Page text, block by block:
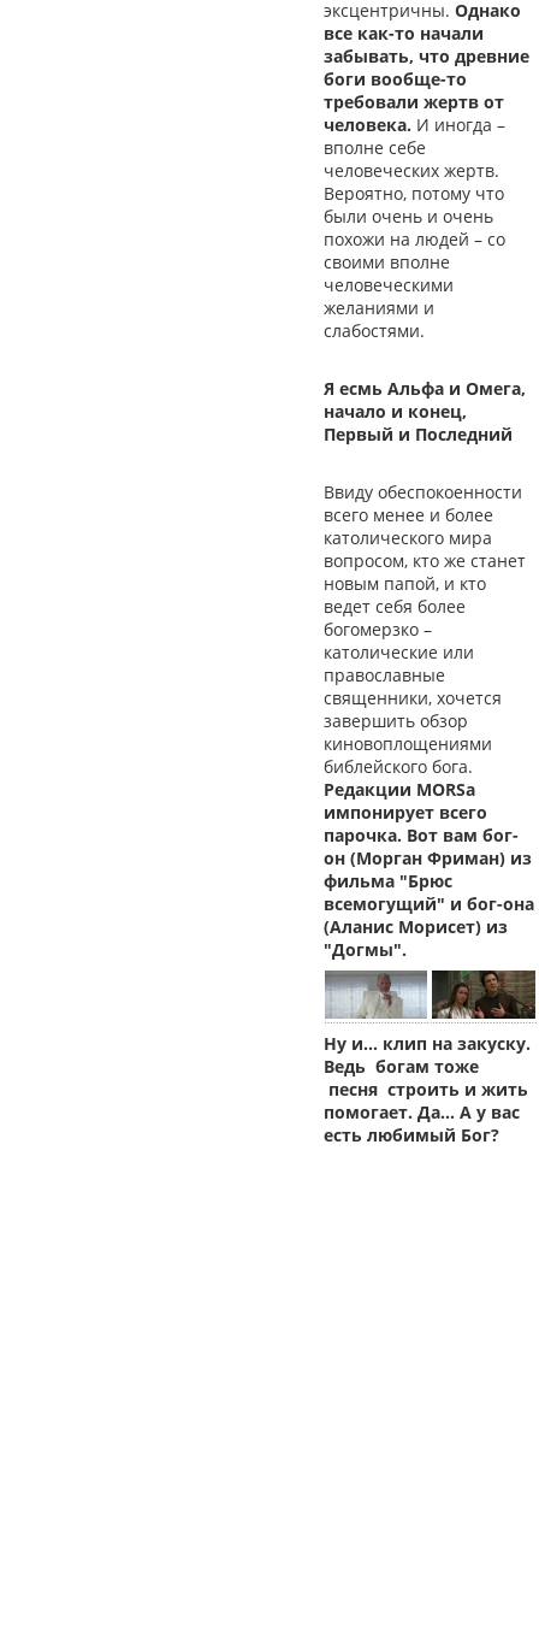
эксцентричны. Однако
все как-то начали
забывать, что древние
боги вообще-то
требовали жертв от
человека. И иногда –
вполне себе
человеческих жертв.
Вероятно, потому что
были очень и очень
похожи на людей – со
своими вполне
человеческими
желаниями и
слабостями.
Я есмь Альфа и Омега,
начало и конец,
Первый и Последний
Ввиду обеспокоенности
всего менее и более
католического мира
вопросом, кто же станет
новым папой, и кто
ведет себя более
богомерзко –
католические или
православные
священники, хочется
завершить обзор
киновоплощениями
библейского бога.
Редакции MORSa
импонирует всего
парочка. Вот вам бог-
он (Морган Фриман) из
фильма "Брюс
всемогущий" и бог-она
(Аланис Морисет) из
"Догмы".
Ну и… клип на закуску.
Ведь богам тоже
песня строить и жить
помогает. Да… А у вас
есть любимый Бог?